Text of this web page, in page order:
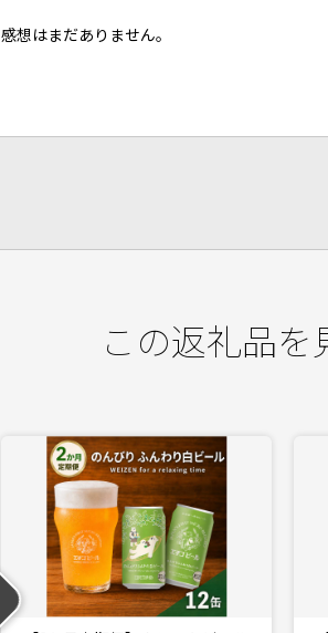
感想はまだありません。
この返礼品を